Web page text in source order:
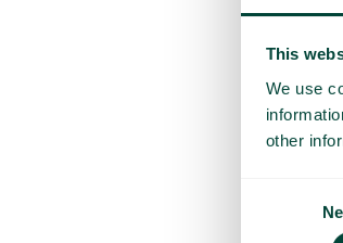
This
We use
other
Om du
visar
5.
Alla frågor
dagar. Det